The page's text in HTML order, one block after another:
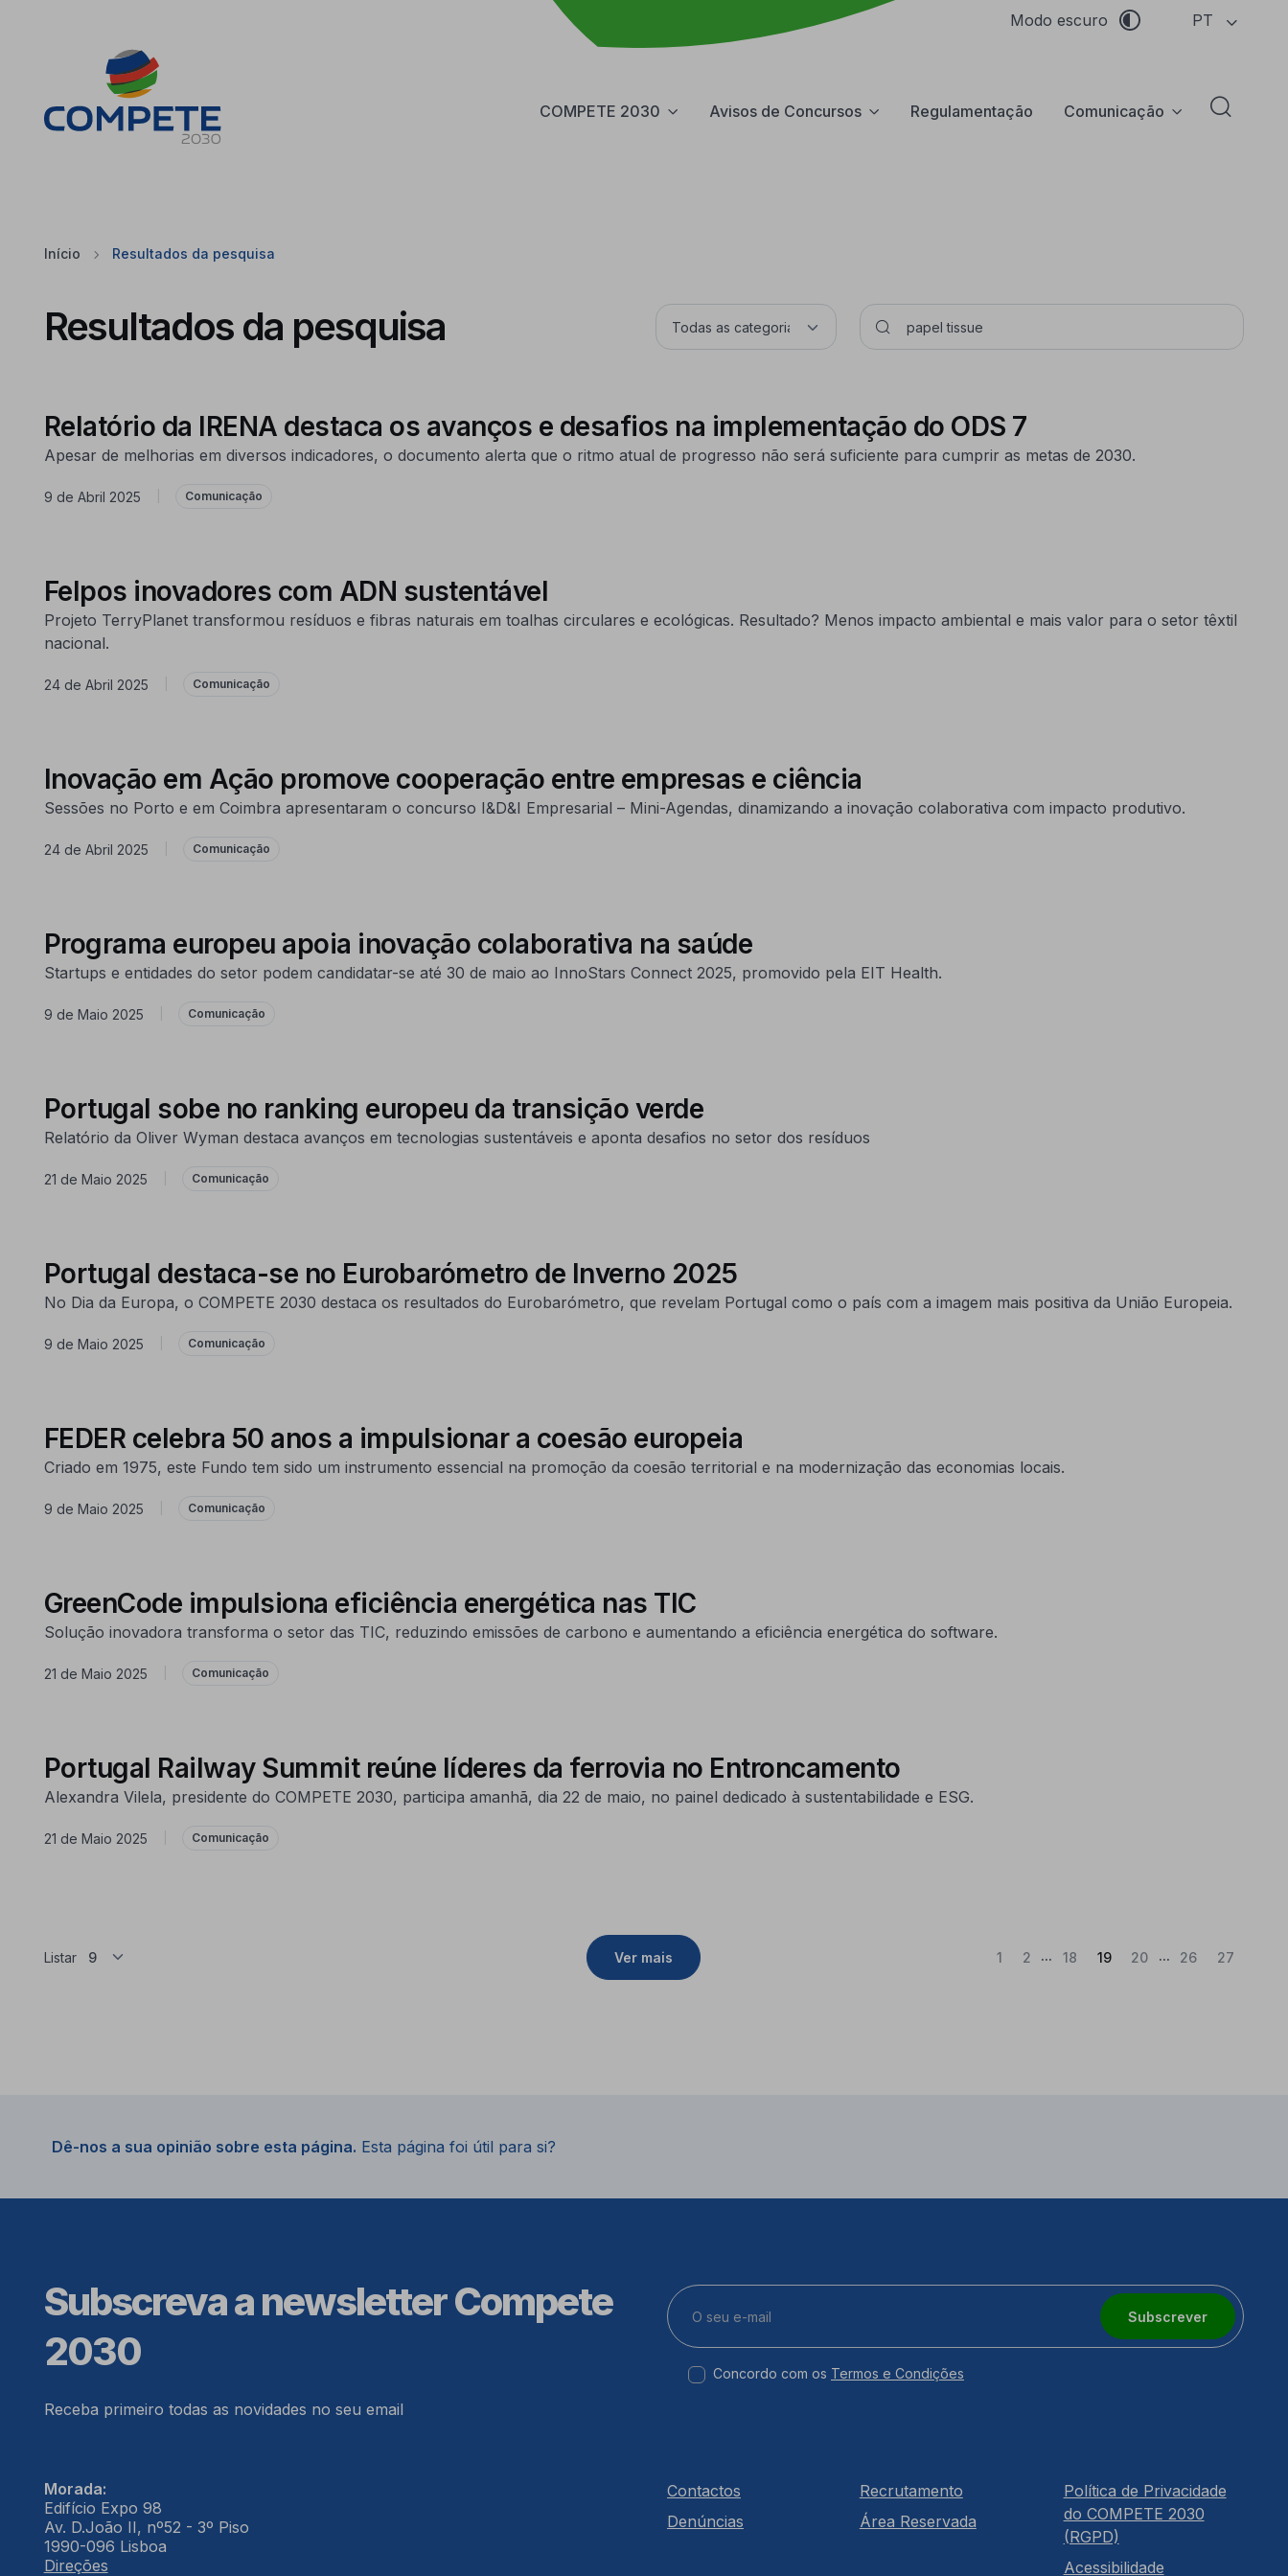
Modo escuro PT
COMPETE 2030 Avisos de Concursos Regulamentação Comunicação Abrir
Início Resultados da pesquisa
Resultados da pesquisa
Relatório da IRENA destaca os avanços e desafios na implementação do ODS 7
Apesar de melhorias em diversos indicadores, o documento alerta que o ritmo atual de progresso não será suficiente para cumprir as metas de 2030.
9 de Abril 2025 Comunicação
Felpos inovadores com ADN sustentável
Projeto TerryPlanet transformou resíduos e fibras naturais em toalhas circulares e ecológicas. Resultado? Menos impacto ambiental e mais valor para o setor têxtil
nacional.
24 de Abril 2025 Comunicação
Inovação em Ação promove cooperação entre empresas e ciência
Sessões no Porto e em Coimbra apresentaram o concurso I&D&I Empresarial – Mini-Agendas, dinamizando a inovação colaborativa com impacto produtivo.
24 de Abril 2025 Comunicação
Programa europeu apoia inovação colaborativa na saúde
Startups e entidades do setor podem candidatar-se até 30 de maio ao InnoStars Connect 2025, promovido pela EIT Health.
9 de Maio 2025 Comunicação
Portugal sobe no ranking europeu da transição verde
Relatório da Oliver Wyman destaca avanços em tecnologias sustentáveis e aponta desafios no setor dos resíduos
21 de Maio 2025 Comunicação
Portugal destaca-se no Eurobarómetro de Inverno 2025
No Dia da Europa, o COMPETE 2030 destaca os resultados do Eurobarómetro, que revelam Portugal como o país com a imagem mais positiva da União Europeia.
9 de Maio 2025 Comunicação
FEDER celebra 50 anos a impulsionar a coesão europeia
Criado em 1975, este Fundo tem sido um instrumento essencial na promoção da coesão territorial e na modernização das economias locais.
9 de Maio 2025 Comunicação
GreenCode impulsiona eficiência energética nas TIC
Solução inovadora transforma o setor das TIC, reduzindo emissões de carbono e aumentando a eficiência energética do software.
21 de Maio 2025 Comunicação
Portugal Railway Summit reúne líderes da ferrovia no Entroncamento
Alexandra Vilela, presidente do COMPETE 2030, participa amanhã, dia 22 de maio, no painel dedicado à sustentabilidade e ESG.
21 de Maio 2025 Comunicação
Listar Ver mais 1 2 ... 18 19(Atual)
20 ... 26 27
Dê-nos a sua opinião sobre esta página. Esta página foi útil para si?
Subscreva a newsletter Compete
2030
Receba primeiro todas as novidades no seu email
Subscrever
Concordo com os Termos e Condições
Morada:
Edifício Expo 98
Av. D.João II, nº52 - 3º Piso
1990-096 Lisboa
Direções
Contactos
Denúncias
Recrutamento
Área Reservada
Política de Privacidade
do COMPETE 2030
(RGPD)
Acessibilidade